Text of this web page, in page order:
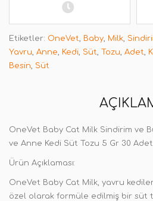
Etiketler: OneVet, Baby, Milk,
Yavru, Anne, Kedi, Süt, Tozu, Adet,
Besin, Süt
OneVet Baby Cat Milk Sindirim ve
ve Anne Kedi Süt Tozu 5 Gr 30 Adet
Ürün Açıklaması:
OneVet Baby Cat Milk, yavru
özel olarak formüle edilmiş bir süt